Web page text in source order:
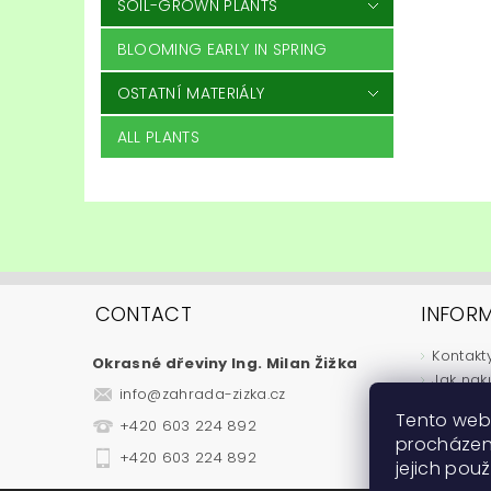
SOIL-GROWN PLANTS
BLOOMING EARLY IN SPRING
OSTATNÍ MATERIÁLY
ALL PLANTS
CONTACT
Okrasné dřeviny Ing. Milan Žižka
info@zahrada-zizka.cz
+420 603 224 892
+420 603 224 892
Jak
Tento
jejich